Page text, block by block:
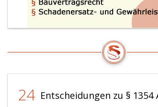
24 Entscheidungen zu § 1354